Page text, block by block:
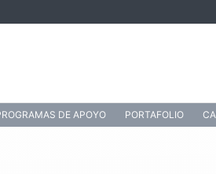
DE APOYO PORTAFOLIO